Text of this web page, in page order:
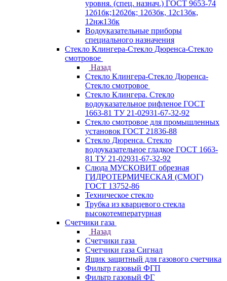
уровня. (спец. назнач.) ГОСТ 9653-74
12б1бк;12б2бк; 12б3бк, 12с13бк,
12нж13бк
Водоуказательные приборы
специального назначения
Стекло Клингера-Стекло Дюренса-Стекло
смотровое
Назад
Стекло Клингера-Стекло Дюренса-
Стекло смотровое
Стекло Клингера. Стекло
водоуказательное рифленое ГОСТ
1663-81 ТУ 21-02931-67-32-92
Стекло смотровое для промышленных
установок ГОСТ 21836-88
Стекло Дюренса. Стекло
водоуказательное гладкое ГОСТ 1663-
81 ТУ 21-02931-67-32-92
Слюда МУСКОВИТ обрезная
ГИДРОТЕРМИЧЕСКАЯ (СМОГ)
ГОСТ 13752-86
Техническое стекло
Трубка из кварцевого стекла
высокотемпературная
Счетчики газа
Назад
Счетчики газа
Счетчики газа Сигнал
Ящик защитный для газового счетчика
Фильтр газовый ФГП
Фильтр газовый ФГ